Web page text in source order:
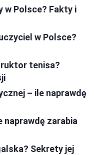
w Polsce? Fakty i
w Polsce?
tenisa?
– ile naprawdę
naprawdę zarabia
Sekrety jej